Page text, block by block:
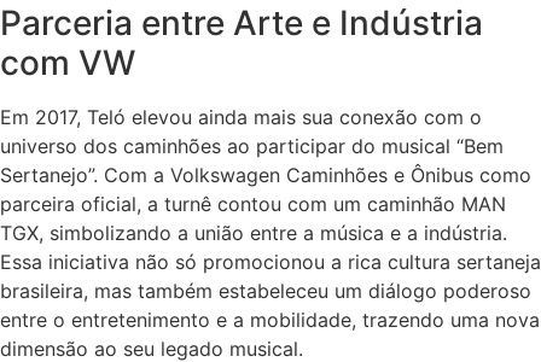
Parceria entre Arte e Indústria
com VW
Em 2017, Teló elevou ainda mais sua conexão com o
universo dos caminhões ao participar do musical “Bem
Sertanejo”. Com a Volkswagen Caminhões e Ônibus como
parceira oficial, a turnê contou com um caminhão MAN
TGX, simbolizando a união entre a música e a indústria.
Essa iniciativa não só promocionou a rica cultura sertaneja
brasileira, mas também estabeleceu um diálogo poderoso
entre o entretenimento e a mobilidade, trazendo uma nova
dimensão ao seu legado musical.